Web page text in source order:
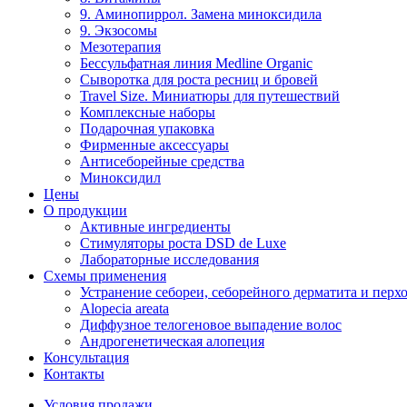
9. Аминопиррол. Замена миноксидила
9. Экзосомы
Мезотерапия
Бессульфатная линия Medline Organic
Сыворотка для роста ресниц и бровей
Travel Size. Миниатюры для путешествий
Комплексные наборы
Подарочная упаковка
Фирменные аксессуары
Антисеборейные средства
Миноксидил
Цены
О продукции
Активные ингредиенты
Стимуляторы роста DSD de Luxe
Лабораторные исследования
Схемы применения
Устранение себореи, себорейного дерматита и
Alopecia areata
Диффузное телогеновое выпадение волос
Андрогенетическая алопеция
Консультация
Контакты